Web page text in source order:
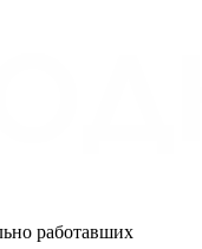
работавших